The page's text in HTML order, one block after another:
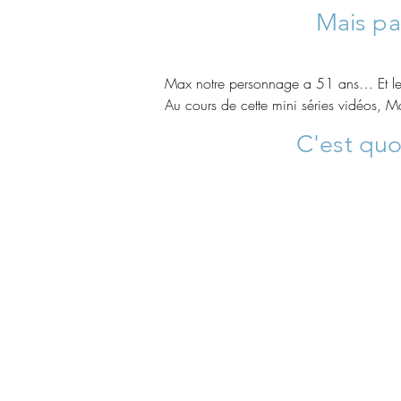
Mais
Max notre personnage a 51 ans… Et
Au cours de cette mini séries vidéos,
les conseils d'une spécialiste et de
C'est